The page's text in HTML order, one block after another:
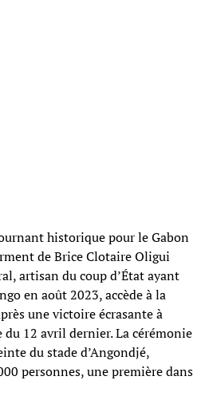
historique pour le Gabon
de Brice Clotaire Oligui
artisan du coup d’État ayant
en août 2023, accède à la
une victoire écrasante à
12 avril dernier. La cérémonie
du stade d’Angondjé,
personnes, une première dans